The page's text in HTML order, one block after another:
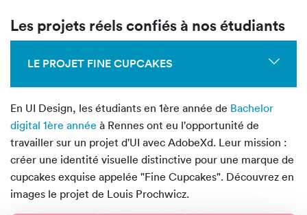
Les projets réels confiés à nos étudiants
LE PROJET FINE CUPCAKES
En UI Design, les étudiants en 1ère année de Bachelor
digital 1ère année à Rennes ont eu l'opportunité de
travailler sur un projet d'UI avec AdobeXd. Leur mission :
créer une identité visuelle distinctive pour une marque de
cupcakes exquise appelée "Fine Cupcakes". Découvrez en
images le projet de Louis Prochwicz.